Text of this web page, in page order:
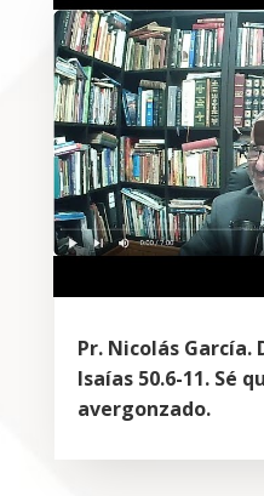
Pr. Nicolás García.
Isaías 50.6-11. Sé
avergonzado.